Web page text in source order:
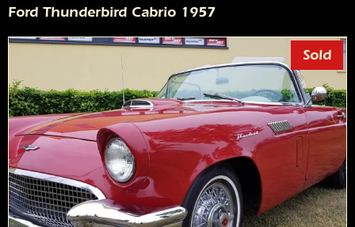
Ford Thunderbird Cabrio 1957
Sold